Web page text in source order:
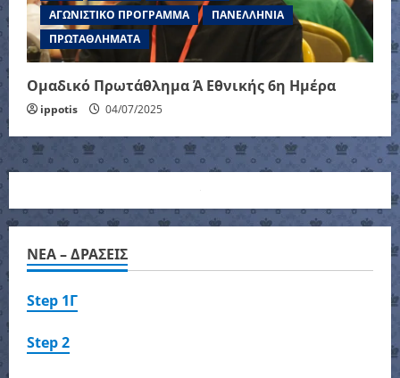
ΑΓΩΝΙΣΤΙΚΟ ΠΡΟΓΡΑΜΜΑ
ΠΑΝΕΛΛΗΝΙΑ
ΠΡΩΤΑΘΛΗΜΑΤΑ
Ομαδικό Πρωτάθλημα Ά Εθνικής 6η Ημέρα
ippotis 04/07/2025
NEA – ΔΡΑΣΕΙΣ
Step 1Γ
Step 2